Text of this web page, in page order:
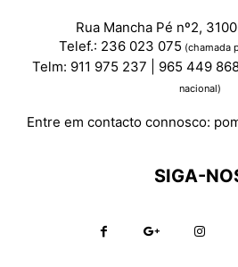
Rua Mancha Pé nº2,
Telef.: 236 023 075 (chamada
Telm: 911 975 237 | 965 449
nacional)
Entre em contacto connosco:
SIGA-